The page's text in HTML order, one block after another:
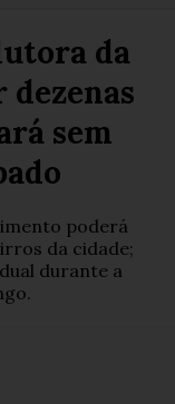
da
dezenas
sem
poderá
da cidade;
durante a